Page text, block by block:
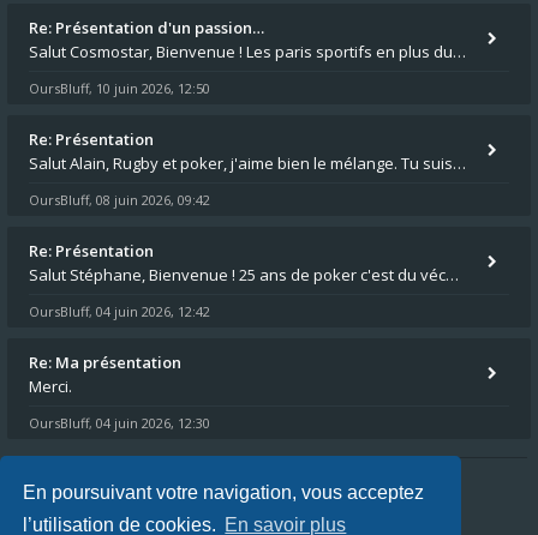
En poursuivant votre navigation, vous acceptez
l’utilisation de cookies. En savoir plus
Re: Présentation d'un passion…
Salut Cosmostar, Bienvenue ! Les paris sportifs en plus du poker, c'est ce que je fais aussi. Surtout la NBA, je mise su
OursBluff, 10 juin 2026, 12:50
Re: Présentation
Salut Alain, Rugby et poker, j'aime bien le mélange. Tu suis le rugby du coin ? Moi j'essaie d'aller voir des matchs de
OursBluff, 08 juin 2026, 09:42
Re: Présentation
Salut Stéphane, Bienvenue ! 25 ans de poker c'est du vécu quand même. Moi je suis relativementnouveau (2018) mais j'ai a
OursBluff, 04 juin 2026, 12:42
Re: Ma présentation
Merci.
OursBluff, 04 juin 2026, 12:30